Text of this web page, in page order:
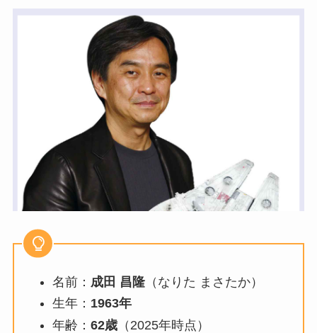
名前： 成田 昌隆（なりた まさたか）
生年： 1963年
年齢： 62歳（2025年時点）